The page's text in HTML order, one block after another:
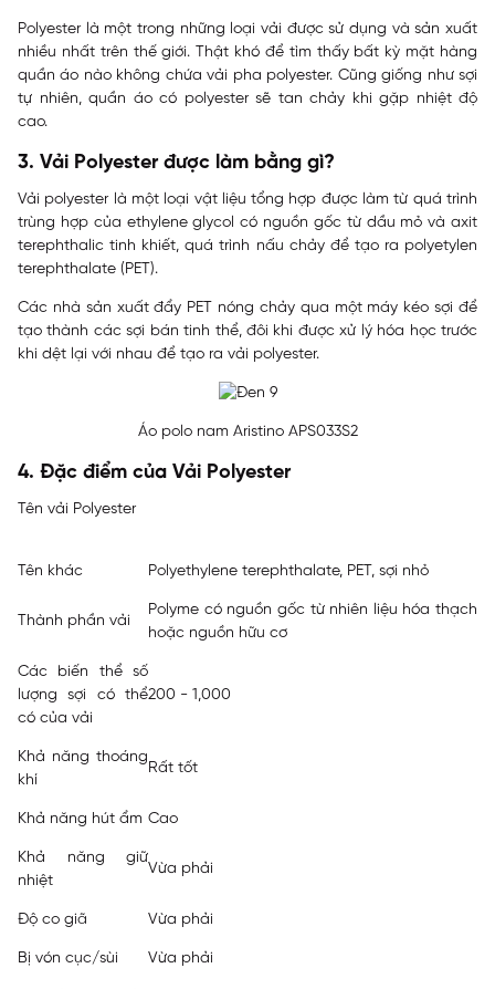
Polyester là một trong những loại vải được sử dụng và sản xuất
nhiều nhất trên thế giới. Thật khó để tìm thấy bất kỳ mặt hàng
quần áo nào không chứa vải pha polyester. Cũng giống như sợi
tự nhiên, quần áo có polyester sẽ tan chảy khi gặp nhiệt độ
cao.
3. Vải Polyester được làm bằng gì?
Vải polyester là một loại vật liệu tổng hợp được làm từ quá trình
trùng hợp của ethylene glycol có nguồn gốc từ dầu mỏ và axit
terephthalic tinh khiết, quá trình nấu chảy để tạo ra polyetylen
terephthalate (PET).
Các nhà sản xuất đẩy PET nóng chảy qua một máy kéo sợi để
tạo thành các sợi bán tinh thể, đôi khi được xử lý hóa học trước
khi dệt lại với nhau để tạo ra vải polyester.
Áo polo nam Aristino APS033S2
4. Đặc điểm của Vải Polyester
Tên vải Polyester
Tên khác Polyethylene terephthalate, PET, sợi nhỏ
Thành phần vải
Polyme có nguồn gốc từ nhiên liệu hóa thạch
hoặc nguồn hữu cơ
Các biến thể số
lượng sợi có thể
có của vải
200 - 1,000
Khả năng thoáng
khí
Rất tốt
Khả năng hút ẩm Cao
Khả năng giữ
nhiệt
Vừa phải
Độ co giã Vừa phải
Bị vón cục/sùi Vừa phải